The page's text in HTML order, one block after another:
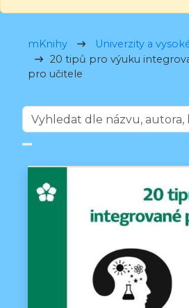
mKnihy
Univerzity a
20 tipů pro výuku
pro učitele